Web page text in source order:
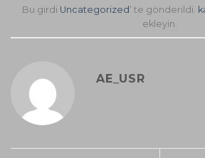
Bu girdi Uncategorized ’ te gönderildi.
ekleyin.
AE_USR